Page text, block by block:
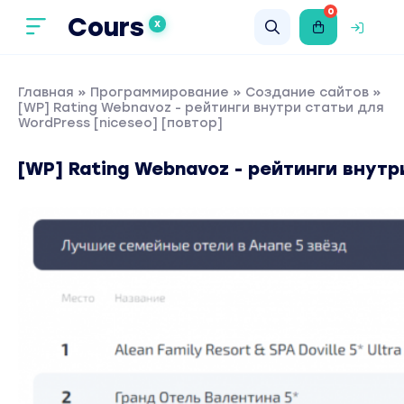
Cours X
0
Главная » Программирование » Создание сайтов »
[WP] Rating Webnavoz - рейтинги внутри статьи для
WordPress [niceseo] [повтор]
[WP] Rating Webnavoz - рейтинги